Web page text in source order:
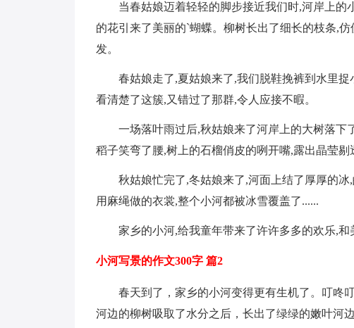
当春姑娘迈着轻轻的脚步接近我们时,河岸上
的花引来了美丽的`蝴蝶。柳树长出了细长的枝条,
发。
春姑娘走了,夏姑娘来了,我们脱鞋挽裤到水里
看清楚了这簇,又错过了那群,令人应接不暇。
一场落叶雨过后,秋姑娘来了河岸上的大树落下
稻子笑弯了腰,树上的石榴俏皮的咧开嘴,露出晶莹剔
秋姑娘忙完了,冬姑娘来了,河面上结了厚厚的
用麻绳做的衣裳,整个小河都被冰雪覆盖了......
家乡的小河,给我童年带来了许许多多的欢乐,和
小河写景的作文300字 篇2
春天到了，家乡的小河变得更有生机了。叮咚
河边的柳树吸取了水分之后，长出了绿绿的嫩叶河